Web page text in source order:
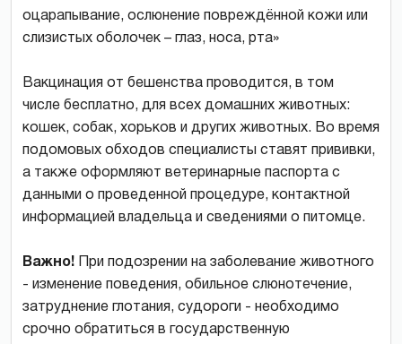
оцарапывание, ослюнение повреждённой кожи или
слизистых оболочек – глаз, носа, рта»
Вакцинация от бешенства проводится, в том
числе бесплатно, для всех домашних животных:
кошек, собак, хорьков и других животных. Во время
подомовых обходов специалисты ставят прививки,
а также оформляют ветеринарные паспорта с
данными о проведенной процедуре, контактной
информацией владельца и сведениями о питомце.
Важно!
При подозрении на заболевание животного
- изменение поведения, обильное слюнотечение,
затруднение глотания, судороги - необходимо
срочно обратиться в государственную